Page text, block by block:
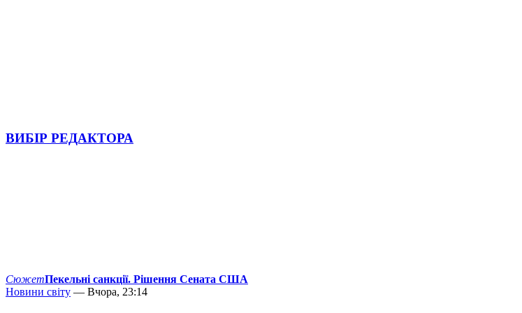
ВИБІР РЕДАКТОРА
СюжетПекельні санкції. Рішення Сената США
Новини світу — Вчора, 23:14